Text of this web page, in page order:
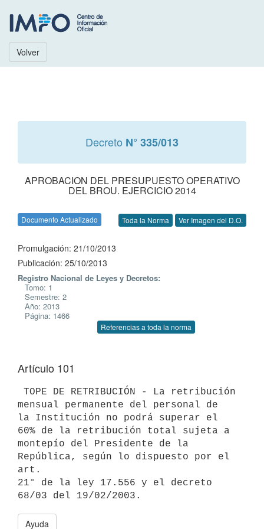
Volver
Decreto N° 335/013
APROBACION DEL PRESUPUESTO OPERATIVO
DEL BROU. EJERCICIO 2014
Documento Actualizado Toda la Norma Ver Imagen del D.O.
Promulgación: 21/10/2013
Publicación: 25/10/2013
Registro Nacional de Leyes y Decretos:
Tomo: 1
Semestre: 2
Año: 2013
Página: 1466
Referencias a toda la norma
Artículo 101
mensual permanente del personal de
la Institución no podrá superar el
60% de la retribución total sujeta a
montepío del Presidente de la
República, según lo dispuesto por el
art.
21° de la ley 17.556 y el decreto
Ayuda